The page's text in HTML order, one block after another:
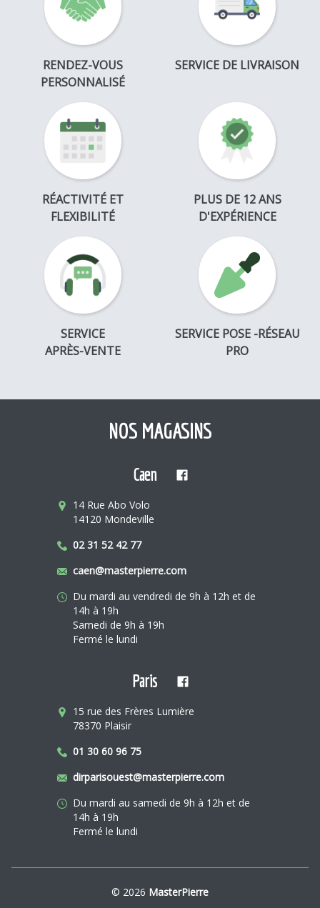
RENDEZ-VOUS
PERSONNALISÉ
SERVICE DE LIVRAISON
RÉACTIVITÉ ET
FLEXIBILITÉ
PLUS DE 12 ANS
D'EXPÉRIENCE
SERVICE
APRÈS-VENTE
SERVICE POSE -RÉSEAU
PRO
NOS MAGASINS
Caen
14 Rue Abo Volo
14120 Mondeville
02 31 52 42 77
caen@masterpierre.com
Du mardi au vendredi de 9h à 12h et de
14h à 19h
Samedi de 9h à 19h
Fermé le lundi
Paris
15 rue des Frères Lumière
78370 Plaisir
01 30 60 96 75
dirparisouest@masterpierre.com
Du mardi au samedi de 9h à 12h et de
14h à 19h
Fermé le lundi
© 2026 MasterPierre